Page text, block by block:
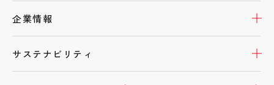
企業情報
サステナビリティ